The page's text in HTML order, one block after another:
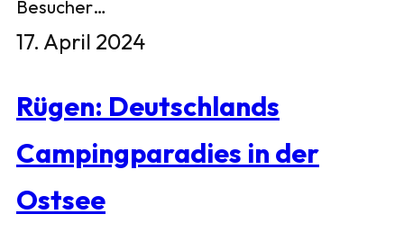
Besucher…
17. April 2024
Rügen: Deutschlands
Campingparadies in der
Ostsee